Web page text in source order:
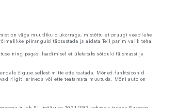
on väga muutliku olukorraga, mistõttu ei pruugi veebilehel
piiranguid täpsustada ja aidata Teil parim valik teha.
ning pagasi laadimisel ei ületataks sõiduki täismassi ja
õiguse sellest mitte ette teatada. Mõned funktsioonid
riigiti erineda või ette teatamata muutuda. Mõni auto on